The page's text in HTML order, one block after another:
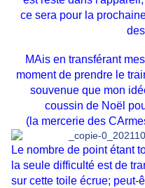
ce sera pour la
MAis en transférant
moment de prendre le
souvenue que mon
coussin de Noël
(la mercerie des
Le nombre de point étant
la seule difficulté est de
sur cette toile écrue; peut-